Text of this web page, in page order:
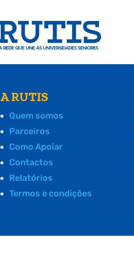
A RUTIS
Quem somos
Parceiros
Como Apoiar
Contactos
Relatórios
Termos e condições